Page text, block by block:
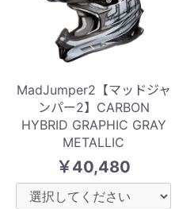
MadJumper2【マッドジャ
ンパー2】CARBON
HYBRID GRAPHIC GRAY
METALLIC
￥40,480